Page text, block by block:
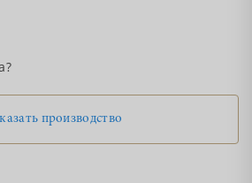
производство